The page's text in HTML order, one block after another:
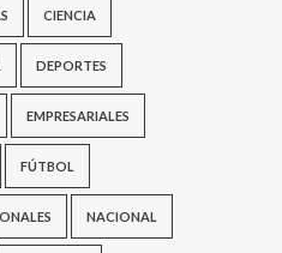
CIENCIA
DEPORTES
EMPRESARIALES
FÚTBOL
NACIONAL